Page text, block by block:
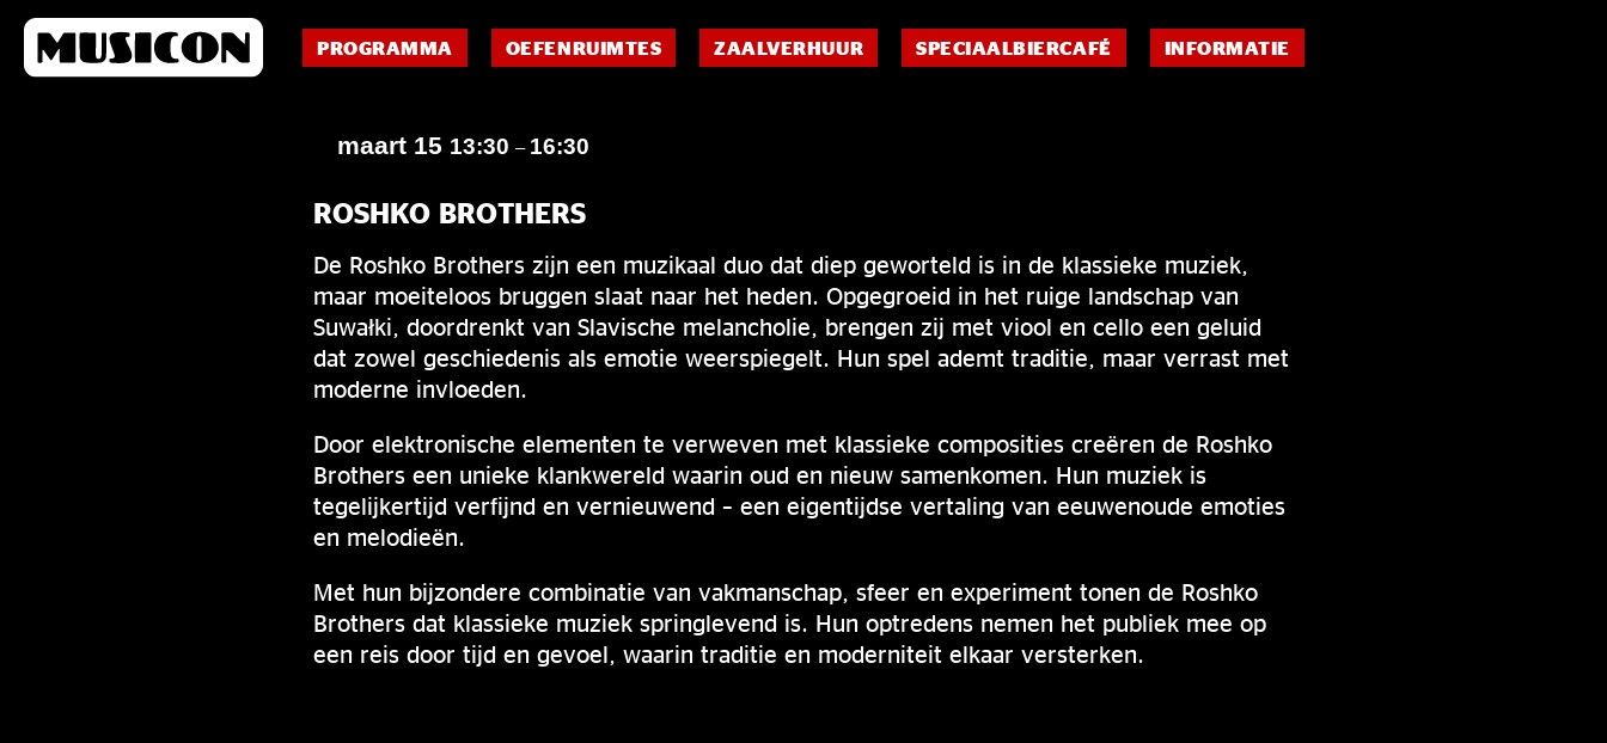
PROGRAMMA OEFENRUIMTES ZAALVERHUUR SPECIAALBIERCAFÉ INFORMATIE
maart 15 13:30 – 16:30
ROSHKO BROTHERS
De Roshko Brothers zijn een muzikaal duo dat diep geworteld is in de klassieke muziek,
maar moeiteloos bruggen slaat naar het heden. Opgegroeid in het ruige landschap van
Suwałki, doordrenkt van Slavische melancholie, brengen zij met viool en cello een geluid
dat zowel geschiedenis als emotie weerspiegelt. Hun spel ademt traditie, maar verrast met
moderne invloeden.
Door elektronische elementen te verweven met klassieke composities creëren de Roshko
Brothers een unieke klankwereld waarin oud en nieuw samenkomen. Hun muziek is
tegelijkertijd verfijnd en vernieuwend – een eigentijdse vertaling van eeuwenoude emoties
en melodieën.
Met hun bijzondere combinatie van vakmanschap, sfeer en experiment tonen de Roshko
Brothers dat klassieke muziek springlevend is. Hun optredens nemen het publiek mee op
een reis door tijd en gevoel, waarin traditie en moderniteit elkaar versterken.